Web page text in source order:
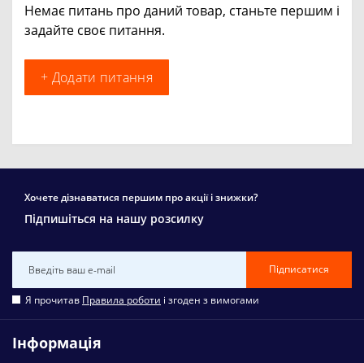
Немає питань про даний товар, станьте першим і
задайте своє питання.
+ Додати питання
Хочете дізнаватися першим про акції і знижки?
Підпишіться на нашу розсилку
Підписатися
Я прочитав Правила роботи і згоден з вимогами
Інформація